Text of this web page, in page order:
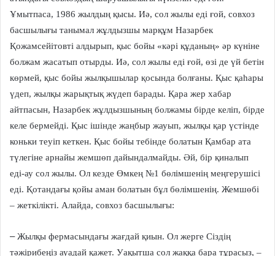
Ұмытпаса, 1986 жылдың қысы. Иә, сол жылы еді ғой, совхоз
басшылығы танымал жұлдызшы марқұм Назарбек
Қожамсейітовті алдырып, қыс бойы «кәрі құданың» әр күніне
болжам жасатып отырды. Иә, сол жылы еді ғой, өзі де үй бетін
көрмей, қыс бойы жылқышылар қосында болғаны. Қыс қаһары
үдеп, жылқы жарықтық жүдеп барады. Қара жер хабар
айтпасын, Назарбек жұлдызшының болжамы бірде келіп, бірде
келе бермейді. Қыс ішінде жаңбыр жауып, жылқы қар үстінде
коньки теуіп кеткен. Қыс бойы тебінде болатын Қамбар ата
түлегіне арнайы жемшөп дайындалмайды. Әй, бір қиналып
еді-ау сол жылы. Ол кезде Өмкең №1 бөлімшенің меңгерушісі
еді. Қотандағы қойы аман болатын бұл бөлімшенің. Жемшөбі
– жеткілікті. Алайда, совхоз басшылығы:
–Жылқы фермасындағы жағдай қиын. Ол жерге Сіздің
тәжірибеңіз ауадай қажет. Уақытша сол жаққа бара тұрасыз, –